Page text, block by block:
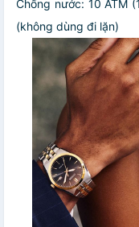
Chống nước: 10 ATM
(không dùng đi lặn)